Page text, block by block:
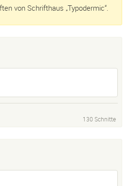
von Schrifthaus „Typodermic“.
130 Schnitte